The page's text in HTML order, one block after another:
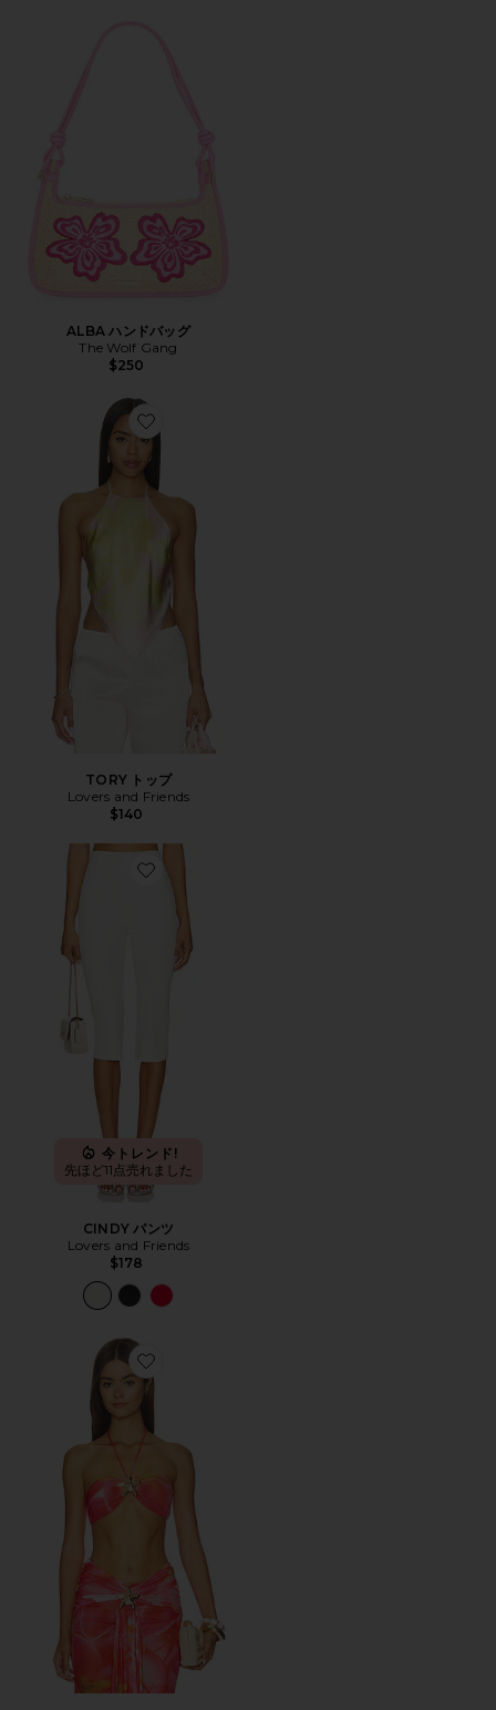
ALBA ハンドバッグ
The Wolf Gang
$250
TORY トップ
Lovers and Friends
$140
Favorite CINDY パンツ
今トレンド!
先ほど11点売れました
CINDY パンツ
Lovers and Friends
$178
Favorite XANDRA トップ